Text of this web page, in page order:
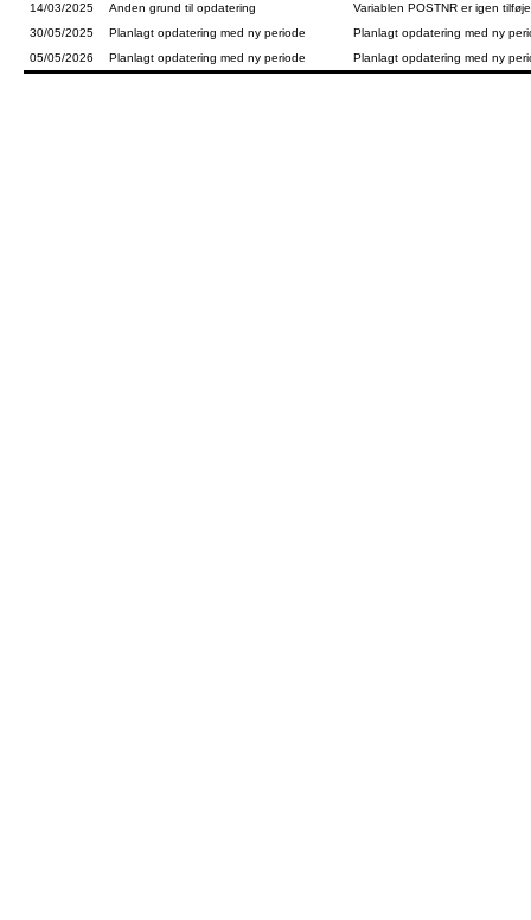
14/03/2025
Anden grund til opdatering
Variablen POSTNR er igen
30/05/2025
Planlagt opdatering med ny periode
Planlagt opdatering med ny
05/05/2026
Planlagt opdatering med ny periode Planlagt opdatering med ny